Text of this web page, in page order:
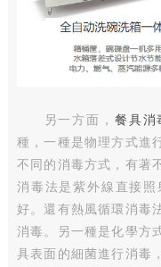
另一方面， 餐具消
種，一種是物理方式進
不同的消毒方式，有著
消毒法是紫外線直接
好。還有熱風循環消毒
消毒。另一種是化學方
具表面的細菌進行消毒